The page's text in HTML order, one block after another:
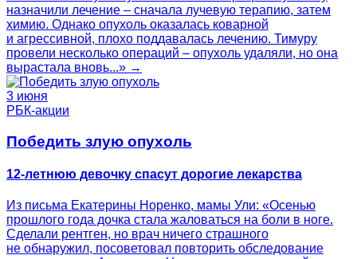
назначили лечение – сначала лучевую терапию, затем
химию. Однако опухоль оказалась коварной
и агрессивной, плохо поддавалась лечению. Тимуру
провели несколько операций – опухоль удаляли, но она
вырастала вновь...» →
3 июня
РБК-акции
Победить злую опухоль
12-летнюю девочку спасут дорогие лекарства
Из письма Екатерины Норенко, мамы Ули: «Осенью
прошлого года дочка стала жаловаться на боли в ноге.
Сделали рентген, но врач ничего страшного
не обнаружил, посоветовал повторить обследование